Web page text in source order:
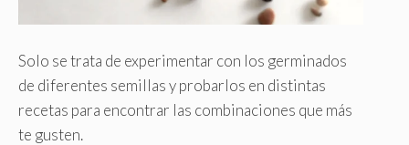
Solo se trata de experimentar con los germinados
de diferentes semillas y probarlos en distintas
recetas para encontrar las combinaciones que más
te gusten.